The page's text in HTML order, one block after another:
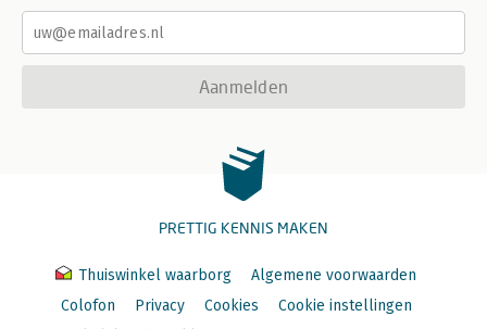
Aanmelden
PRETTIG KENNIS MAKEN
Thuiswinkel waarborg
Algemene voorwaarden
Colofon
Privacy Cookies
Cookie instellingen